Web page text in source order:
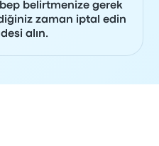
belirtmenize gerek
zaman iptal edin
alın.